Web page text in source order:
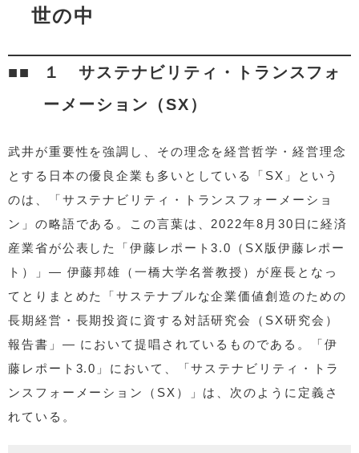
Ⅳ おわりに
世の中
１ サステナビリティ・トランスフォ
ーメーション（SX）
武井が重要性を強調し、その理念を経営哲学・経営理念
とする日本の優良企業も多いとしている「SX」という
のは、「サステナビリティ・トランスフォーメーショ
ン」の略語である。この言葉は、2022年8月30日に経済
産業省が公表した「伊藤レポート3.0（SX版伊藤レポー
ト）」— 伊藤邦雄（一橋大学名誉教授）が座長となっ
てとりまとめた「サステナブルな企業価値創造のための
長期経営・長期投資に資する対話研究会（SX研究会）
報告書」— において提唱されているものである。「伊
藤レポート3.0」において、「サステナビリティ・トラ
ンスフォーメーション（SX）」は、次のように定義さ
れている。